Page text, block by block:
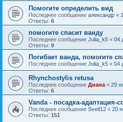
Помогите определить вид
Последнее сообщение александр «
Ответы: 6
помогите спасит ванду
Последнее сообщение Julia_k5 « 04
Ответы: 9
Погибает ванда, помогите
Последнее сообщение Julia_k5 « 04
Rhynchostylis retusa
Последнее сообщение Диана « 29
Ответы: 6
Vanda - посадка-адаптация-
Последнее сообщение Svetl12 « 20
Ответы: 151